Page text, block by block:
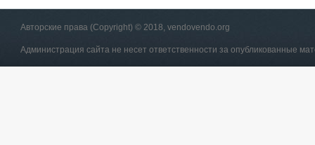
Авторские права (Copyright) © 2018, vendovendo.org
Администрация сайта не несет ответственности за опубликованные